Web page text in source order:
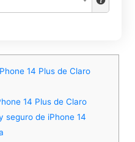
14 Plus de Claro
14 Plus de Claro
seguro de iPhone 14